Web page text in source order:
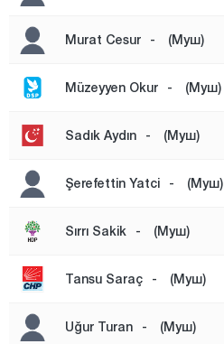
ЙЕШИЛОВА
Невшехир
Нигде
Османие
Ризе
Самсун
Murat Cesur - (Муш)
Müzeyyen Okur - (Муш)
Sadık Aydın - (Муш)
Şerefettin Yatci - (Муш)
Sırrı Sakik - (Муш)
Tansu Saraç - (Муш)
Uğur Turan - (Муш)